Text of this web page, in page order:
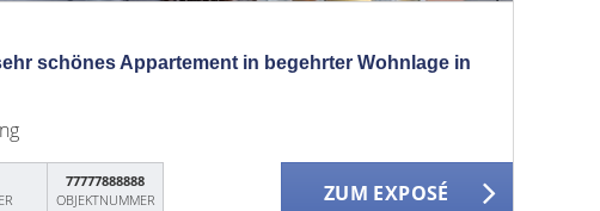
schönes Appartement in begehrter Wohnlage in
77777888888
OBJEKTNUMMER
ZUM EXPOSÉ